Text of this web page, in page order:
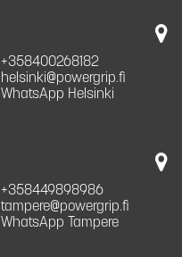
+358400268182
helsinki@powergrip.fi
WhatsApp Helsinki
+358449898986
tampere@powergrip.fi
WhatsApp Tampere